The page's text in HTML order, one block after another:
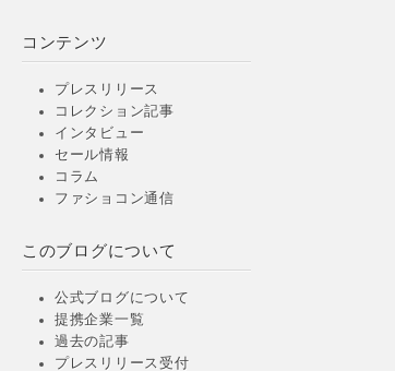
コンテンツ
プレスリリース
コレクション記事
インタビュー
セール情報
コラム
ファショコン通信
このブログについて
公式ブログについて
提携企業一覧
過去の記事
プレスリリース受付